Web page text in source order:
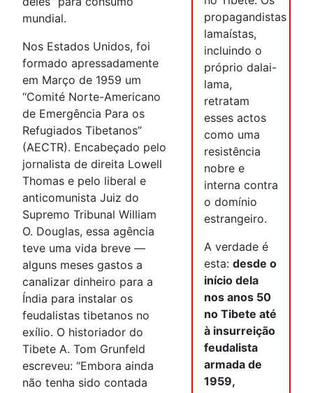
propagandistas
lamaístas,
incluindo o
próprio dalai-
lama,
retratam
esses actos
como uma
resistência
nobre e
interna contra
o domínio
estrangeiro.
A verdade é
esta: desde o
início dela
nos anos 50
no Tibete até
à insurreição
feudalista
armada de
1959,
mundial.
Nos Estados Unidos, foi
formado apressadamente
em Março de 1959 um
“Comité Norte-Americano
de Emergência Para os
Refugiados Tibetanos”
(AECTR). Encabeçado pelo
jornalista de direita Lowell
Thomas e pelo liberal e
anticomunista Juiz do
Supremo Tribunal William
O. Douglas, essa agência
teve uma vida breve —
alguns meses gastos a
canalizar dinheiro para a
Índia para instalar os
feudalistas tibetanos no
exílio. O historiador do
Tibete A. Tom Grunfeld
escreveu: “Embora ainda
não tenha sido contada